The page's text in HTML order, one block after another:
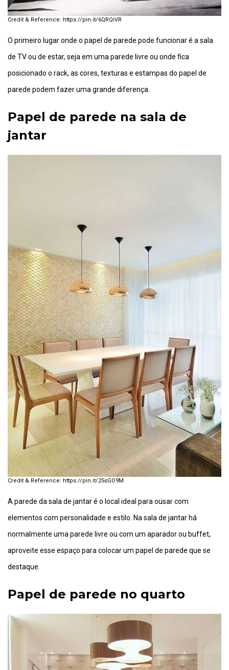
https://pin.it/6QRQiVR
O primeiro lugar onde o papel de parede pode funcionar é a sala
de TV ou de estar, seja em uma parede livre ou onde fica
posicionado o rack, as cores, texturas e estampas do papel de
parede podem fazer uma grande diferença.
Papel de parede na sala de
jantar
https://pin.it/25sGO9M
A parede da sala de jantar é o local ideal para ousar com
elementos com personalidade e estilo. Na sala de jantar há
normalmente uma parede livre ou com um aparador ou buffet,
aproveite esse espaço para colocar um papel de parede que se
destaque.
Papel de parede no quarto